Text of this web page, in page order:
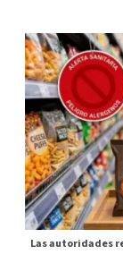
Las autoridades